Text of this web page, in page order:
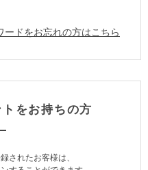
ードをお忘れの方はこちら
をお持ちの方
されたお客様は、